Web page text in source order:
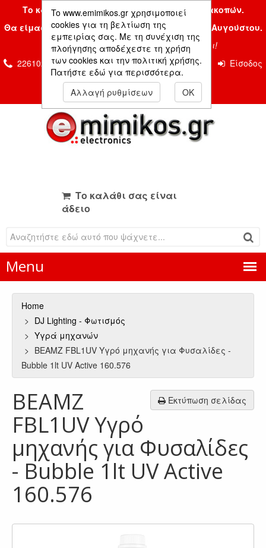
To www.emimikos.gr χρησιμοποιεί
cookies για τη βελτίωση της
εμπειρίας σας. Με τη συνέχιση της
πλοήγησης αποδέχεστε τη χρήση
των cookies και την πολιτική χρήσης.
Πατήστε εδώ για περισσότερα.
Αλλαγή ρυθμίσεων
OK
Το κατάστημα μας είναι κλειστό λόγω διακοπών.
Θα είμαστε και πάλι μαζί σας την Δευτέρα 24 Αυγούστου.
Σας ευχόμαστε ένα όμορφο καλοκαίρι!
2261026435 & 2261081666
Επικοινωνία
Είσοδος
Μέλους
Το καλάθι σας είναι
άδειο
Menu
Home
DJ Lighting - Φωτισμός
Υγρά μηχανών
BEAMZ FBL1UV Υγρό μηχανής για Φυσαλίδες -
Bubble 1lt UV Active 160.576
Εκτύπωση σελίδας
BEAMZ
FBL1UV Υγρό
μηχανής για Φυσαλίδες
- Bubble 1lt UV Active
160.576